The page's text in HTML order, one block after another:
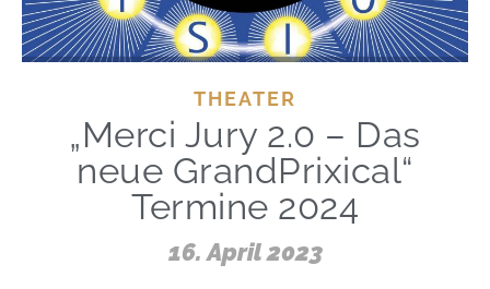
THEATER
„Merci Jury 2.0 – Das
neue GrandPrixical“
Termine 2024
16. April 2023